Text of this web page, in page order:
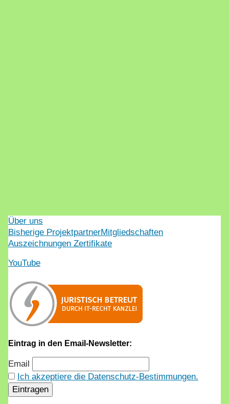
Über uns
Bisherige ProjektpartnerMitgliedschaften
Auszeichnungen Zertifikate
YouTube
Eintrag in den Email-Newsletter:
Email
Ich akzeptiere die Datenschutz-Bestimmungen.